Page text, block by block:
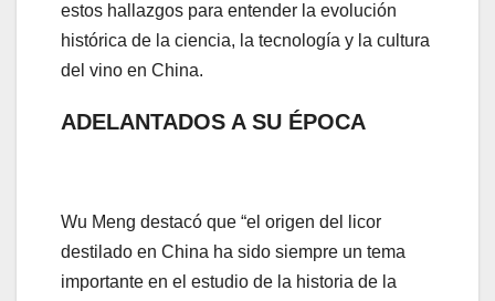
estos hallazgos para entender la evolución
histórica de la ciencia, la tecnología y la cultura
del vino en China.
ADELANTADOS A SU ÉPOCA
Wu Meng destacó que “el origen del licor
destilado en China ha sido siempre un tema
importante en el estudio de la historia de la